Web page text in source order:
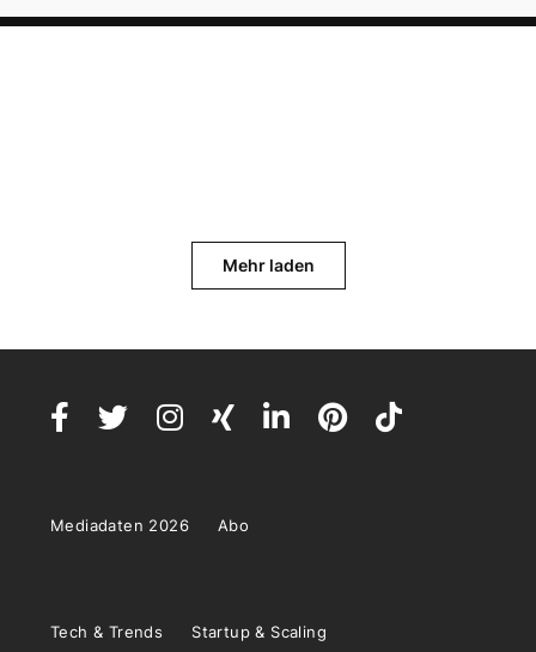
Mehr laden
Mediadaten 2026 Abo
Tech & Trends Startup & Scaling